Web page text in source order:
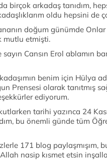
birçok arkadaş tanıdım,
oldu hepsini de
doğum günümde Onlar
mutlu etmişti.
Cansın Erol ablamın
benim için Hülya
Prensesi olarak tanıtmış
ediyorum.
tarihi yazınca 24
bu önemli günde tüm
171 blog paylaşmışım,
nasip kısmet etsin